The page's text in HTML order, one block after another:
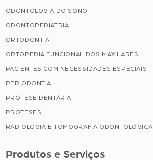
ODONTOLOGIA DO SONO
ODONTOPEDIATRIA
ORTODONTIA
ORTOPEDIA FUNCIONAL DOS MAXILARES
PACIENTES COM NECESSIDADES ESPECIAIS
PERIODONTIA
PRÓTESE DENTÁRIA
PRÓTESES
RADIOLOGIA E TOMOGRAFIA ODONTOLÓGICA
Produtos e Serviços